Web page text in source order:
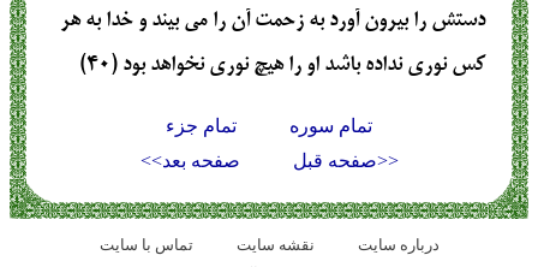
دستش را بيرون آورد به زحمت آن را مى ‏بيند و خدا به هر
كس نورى نداده باشد او را هيچ نورى نخواهد بود (۴۰)
تمام سوره
تمام جزء
<<صفحه قبل
صفحه بعد>>
تماس با سایت نقشه سايت درباره سایت